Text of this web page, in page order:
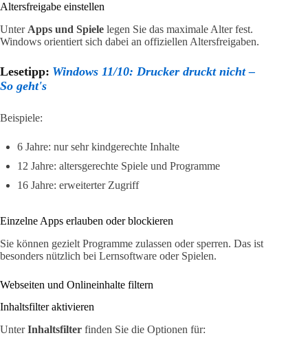
Altersfreigabe einstellen
Unter Apps und Spiele legen Sie das maximale Alter fest.
Windows orientiert sich dabei an offiziellen Altersfreigaben.
Lesetipp: Windows 11/10: Drucker druckt nicht –
So geht's
Beispiele:
6 Jahre: nur sehr kindgerechte Inhalte
12 Jahre: altersgerechte Spiele und Programme
16 Jahre: erweiterter Zugriff
Einzelne Apps erlauben oder blockieren
Sie können gezielt Programme zulassen oder sperren. Das ist
besonders nützlich bei Lernsoftware oder Spielen.
Webseiten und Onlineinhalte filtern
Inhaltsfilter aktivieren
UnterInhaltsfilter finden Sie die Optionen für: